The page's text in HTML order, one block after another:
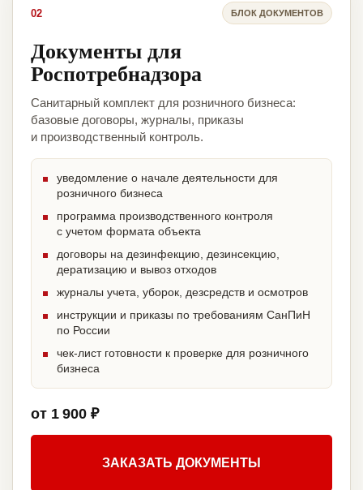
02 БЛОК ДОКУМЕНТОВ
Документы для
Роспотребнадзора
Санитарный комплект для розничного бизнеса:
базовые договоры, журналы, приказы
и производственный контроль.
уведомление о начале деятельности для
розничного бизнеса
программа производственного контроля
с учетом формата объекта
договоры на дезинфекцию, дезинсекцию,
дератизацию и вывоз отходов
журналы учета, уборок, дезсредств и осмотров
инструкции и приказы по требованиям СанПиН
по России
чек-лист готовности к проверке для розничного
бизнеса
от 1 900 ₽
ЗАКАЗАТЬ ДОКУМЕНТЫ